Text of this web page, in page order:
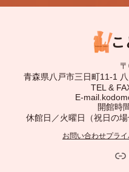
青森県八戸市三日町11-1
TEL &
E-
開館時
休館日／火曜日（祝日の
お問い合わせプラ